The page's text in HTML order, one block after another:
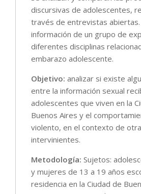
discursivas de adolescentes,
través de entrevistas abiertas.
información de un grupo de
diferentes disciplinas
embarazo adolescente.
Objetivo: analizar si existe
entre la información sexual
adolescentes que viven en la
Buenos Aires y el
violento, en el contexto de
intervinientes.
Metodología: Sujetos:
y mujeres de 13 a 19 años
residencia en la Ciudad de